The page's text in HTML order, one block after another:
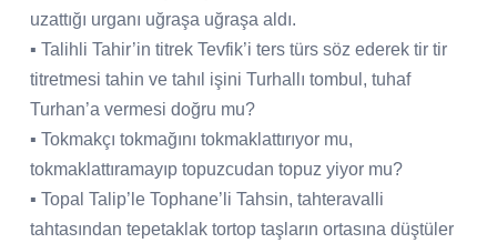
uzattığı urganı uğraşa uğraşa aldı.
▪ Talihli Tahir’in titrek Tevfik’i ters türs söz ederek tir tir
titretmesi tahin ve tahıl işini Turhallı tombul, tuhaf
Turhan’a vermesi doğru mu?
▪ Tokmakçı tokmağını tokmaklattırıyor mu,
tokmaklattıramayıp topuzcudan topuz yiyor mu?
▪ Topal Talip’le Tophane’li Tahsin, tahteravalli
tahtasından tepetaklak tortop taşların ortasına düştüler